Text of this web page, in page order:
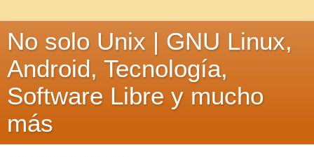
No solo Unix | GNU Linux,
Android, Tecnología,
Software Libre y mucho
más